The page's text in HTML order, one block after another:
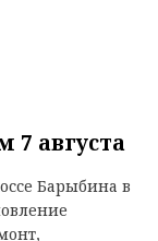
7 августа
Барыбина в